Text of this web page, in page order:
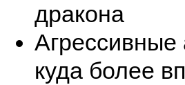
дракона
куда более